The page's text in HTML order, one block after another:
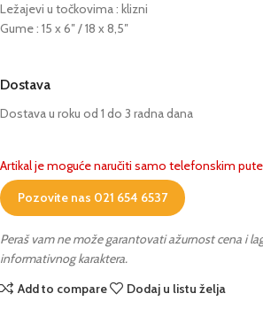
Ležajevi u točkovima : klizni
Gume : 15 x 6″ / 18 x 8,5″
Dostava
Dostava u roku od 1 do 3 radna dana
Artikal je moguće naručiti samo telefonskim
Pozovite nas 021 654 6537
Peraš vam ne može garantovati ažurnost cena i
informativnog karaktera.
Add to compare
Dodaj u listu želja